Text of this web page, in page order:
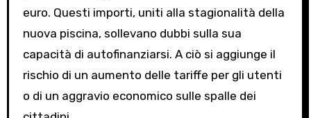
euro. Questi importi, uniti alla stagionalità della
nuova piscina, sollevano dubbi sulla sua
capacità di autofinanziarsi. A ciò si aggiunge il
rischio di un aumento delle tariffe per gli utenti
o di un aggravio economico sulle spalle dei